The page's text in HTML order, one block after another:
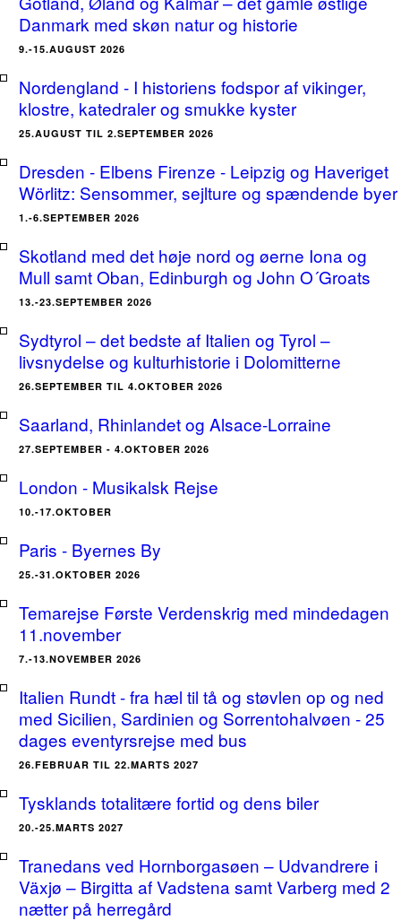
Danmark med skøn natur og historie
9.-15.AUGUST 2026
Nordengland - I historiens fodspor af vikinger,
klostre, katedraler og smukke kyster
25.AUGUST TIL 2.SEPTEMBER 2026
Dresden - Elbens Firenze - Leipzig og Haveriget
Wörlitz: Sensommer, sejlture og spændende byer
1.-6.SEPTEMBER 2026
Skotland med det høje nord og øerne Iona og
Mull samt Oban, Edinburgh og John O´Groats
13.-23.SEPTEMBER 2026
Sydtyrol – det bedste af Italien og Tyrol –
livsnydelse og kulturhistorie i Dolomitterne
26.SEPTEMBER TIL 4.OKTOBER 2026
Saarland, Rhinlandet og Alsace-Lorraine
27.SEPTEMBER - 4.OKTOBER 2026
London - Musikalsk Rejse
10.-17.OKTOBER
Paris - Byernes By
25.-31.OKTOBER 2026
Temarejse Første Verdenskrig med mindedagen
11.november
7.-13.NOVEMBER 2026
Italien Rundt - fra hæl til tå og støvlen op og ned
med Sicilien, Sardinien og Sorrentohalvøen - 25
dages eventyrsrejse med bus
26.FEBRUAR TIL 22.MARTS 2027
Tysklands totalitære fortid og dens biler
20.-25.MARTS 2027
Tranedans ved Hornborgasøen – Udvandrere i
Växjø – Birgitta af Vadstena samt Varberg med 2
nætter på herregård